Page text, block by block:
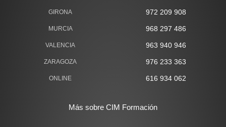
Más sobre CIM Formación
GIRONA 972 209 908
MURCIA 968 297 486
VALENCIA 963 940 946
ZARAGOZA 976 233 363
ONLINE 616 934 062